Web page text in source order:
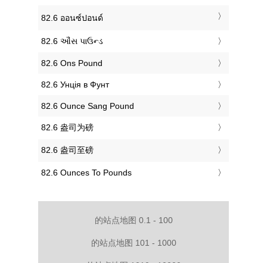
‎82.6 ออนซ์ปอนด์
‎82.6 ઔંસ પાઉન્ડ
‎82.6 Ons Pound
‎82.6 Унція в Фунт
‎82.6 Ounce Sang Pound
‎82.6 盎司为磅
‎82.6 盎司至磅
‎82.6 Ounces To Pounds
的站点地图 0.1 - 100
的站点地图 101 - 1000